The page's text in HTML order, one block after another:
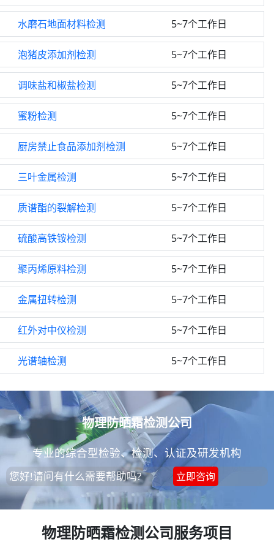
水磨石地面材料检测 5~7个工作日
泡猪皮添加剂检测 5~7个工作日
调味盐和椒盐检测 5~7个工作日
蜜粉检测 5~7个工作日
厨房禁止食品添加剂检测 5~7个工作日
三叶金属检测 5~7个工作日
质谱酯的裂解检测 5~7个工作日
硫酸高铁铵检测 5~7个工作日
聚丙烯原料检测 5~7个工作日
金属扭转检测 5~7个工作日
红外对中仪检测 5~7个工作日
光谱轴检测 5~7个工作日
物理防晒霜检测公司
专业的综合型检验、检测、认证及研发机构
您好!请问有什么需要帮助吗? 立即咨询
物理防晒霜检测公司服务项目